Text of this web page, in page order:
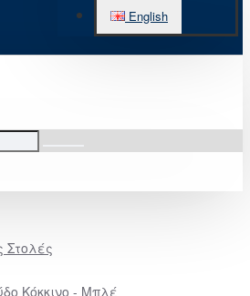
English
Στολές
Κόκκινο - Μπλέ